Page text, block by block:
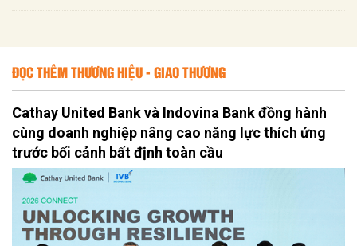
ĐỌC THÊM THƯƠNG HIỆU - GIAO THƯƠNG
Cathay United Bank và Indovina Bank đồng hành
cùng doanh nghiệp nâng cao năng lực thích ứng
trước bối cảnh bất định toàn cầu